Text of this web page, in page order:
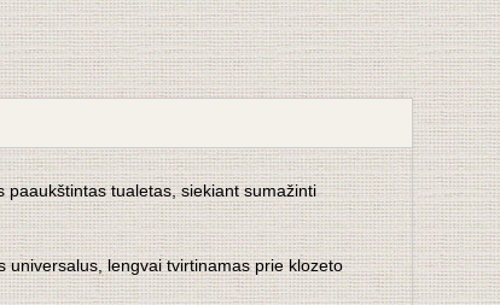
tualetas, siekiant sumažinti
universalus, lengvai tvirtinamas prie klozeto